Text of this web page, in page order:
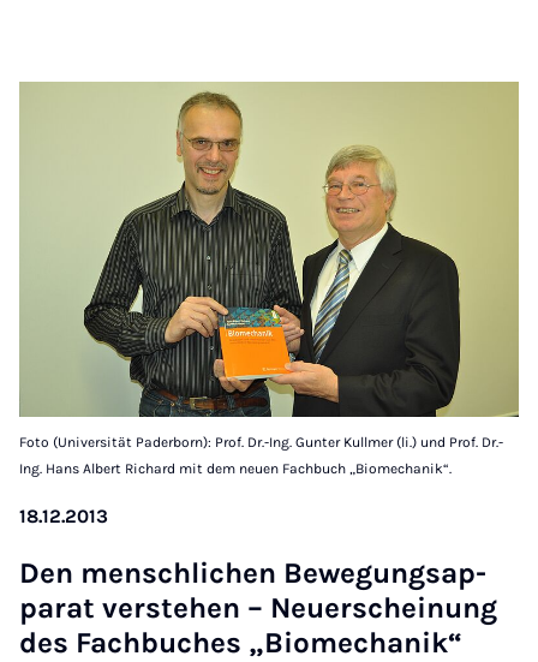
Foto (Universität Paderborn): Prof. Dr.-Ing. Gunter Kullmer (li.) und Prof. Dr.-
Ing. Hans Albert Richard mit dem neuen Fachbuch „Biomechanik“.
18.12.2013
Den mensch­li­chen Be­we­gungs­ap­
pa­rat ver­ste­hen – Neu­er­schei­nung
des Fach­bu­ches „Bio­me­cha­nik“